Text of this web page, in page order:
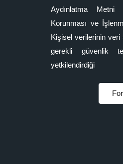
Aydınlatma
Korunması ve
Kişisel verilerinin veri
gerekli güvenlik
yetkilendirdiği